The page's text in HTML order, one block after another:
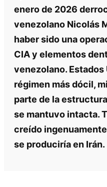
enero de 2026
venezolano Nicolás
haber sido una
CIA y elementos
venezolano.
régimen más dócil,
parte de la
se mantuvo intacta.
creído
se produciría en Irán.